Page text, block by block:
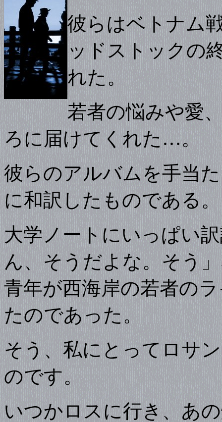
彼らはベトナム
ッドストックの
れた。
若者の悩みや愛
ろに届けてくれた…。
彼らのアルバムを手当
に和訳したものである。
大学ノートにいっぱい
ん、そうだよな。そう
青年が西海岸の若者の
たのであった。
そう、私にとってロサ
のです。
いつかロスに行き、あ